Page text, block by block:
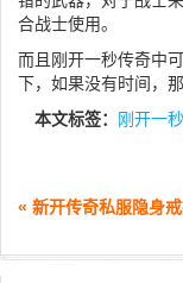
合战士使用。
而且刚开一秒传奇中
下，如果没有时间，
本文标签：
刚开一
« 新开传奇私服隐身